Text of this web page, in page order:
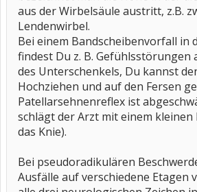
aus der Wirbelsäule austritt, z.B.
Lendenwirbel.
Bei einem Bandscheibenvorfall in
findest Du z. B. Gefühlsstörungen
des Unterschenkels, Du kannst
Hochziehen und auf den Fersen
Patellarsehnenreflex ist
schlägt der Arzt mit einem kleinen
das Knie).
Bei pseudoradikulären
Ausfälle auf verschiedene Etagen